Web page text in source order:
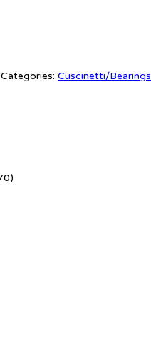
Categories: Cuscinetti/Bearings